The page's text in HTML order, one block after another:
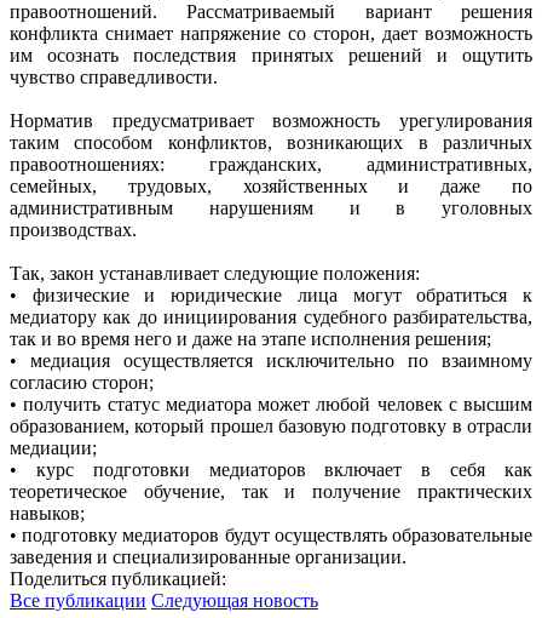
правоотношений. Рассматриваемый вариант решения
конфликта снимает напряжение со сторон, дает возможность
им осознать последствия принятых решений и ощутить
чувство справедливости.
Норматив предусматривает возможность урегулирования
таким способом конфликтов, возникающих в различных
правоотношениях: гражданских, административных,
семейных, трудовых, хозяйственных и даже по
административным нарушениям и в уголовных
производствах.
Так, закон устанавливает следующие положения:
•
физические и юридические лица могут обратиться к
медиатору как до инициирования судебного разбирательства,
так и во время него и даже на этапе исполнения решения;
•
медиация осуществляется исключительно по взаимному
согласию сторон;
• получить статус медиатора может любой человек с высшим
образованием, который прошел базовую подготовку в отрасли
медиации;
•
курс подготовки медиаторов включает в себя как
теоретическое обучение, так и получение практических
навыков;
• подготовку медиаторов будут осуществлять образовательные
заведения и специализированные организации.
Поделиться публикацией:
Все публикации Следующая новость